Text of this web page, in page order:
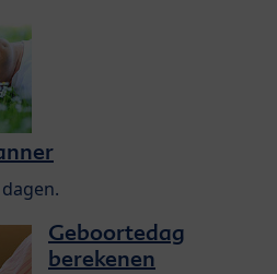
Geboortedag
berekenen